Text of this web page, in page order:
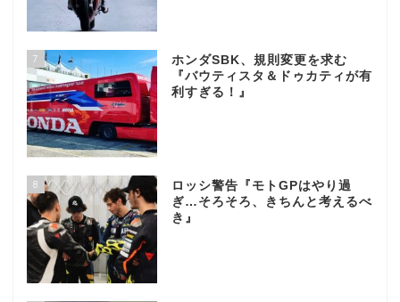
7
ホンダSBK、規則変更を求む
『バウティスタ＆ドゥカティが有
利すぎる！』
8
ロッシ警告『モトGPはやり過
ぎ…そろそろ、きちんと考えるべ
き』